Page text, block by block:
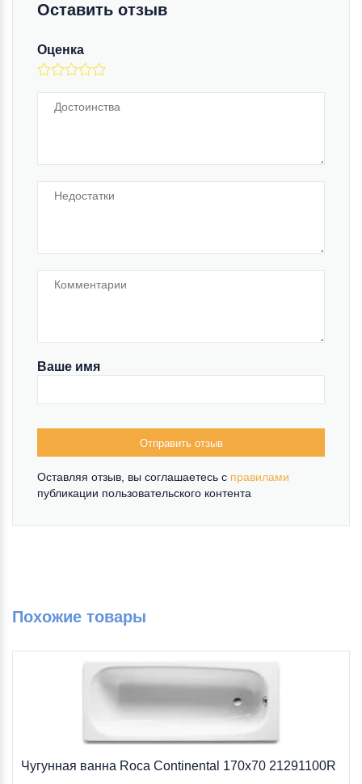
Оставить отзыв
Оценка
Ваше имя
Отправить отзыв
Оставляя отзыв, вы соглашаетесь c правилами
публикации пользовательского контента
Похожие товары
Чугунная ванна Roca Continental 170х70 21291100R